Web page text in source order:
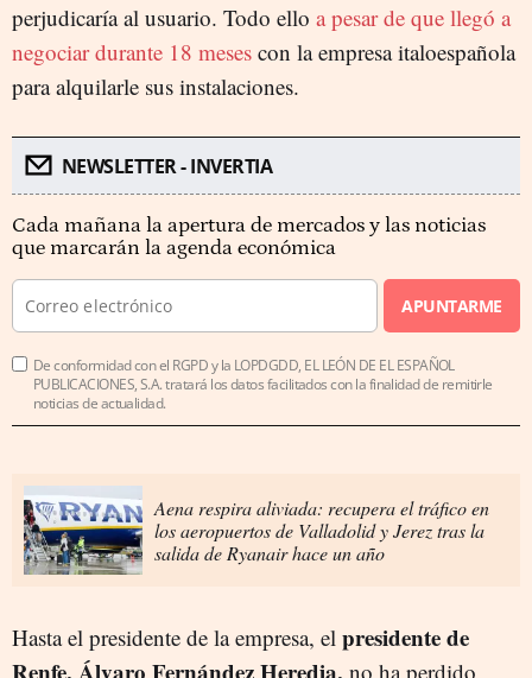
perjudicaría al usuario. Todo ello a pesar de que llegó a
negociar durante 18 meses con la empresa italoespañola
para alquilarle sus instalaciones.
NEWSLETTER - INVERTIA
Cada mañana la apertura de mercados y las noticias
que marcarán la agenda económica
APUNTARME
De conformidad con el RGPD y la LOPDGDD, EL LEÓN DE EL ESPAÑOL
PUBLICACIONES, S.A. tratará los datos facilitados con la finalidad de remitirle
noticias de actualidad.
Aena respira aliviada: recupera el tráfico en
los aeropuertos de Valladolid y Jerez tras la
salida de Ryanair hace un año
Hasta el presidente de la empresa, el presidente de
Renfe, Álvaro Fernández Heredia, no ha perdido